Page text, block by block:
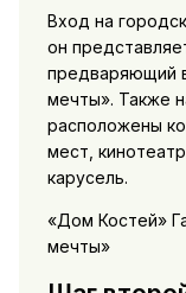
Вход на
он
предваряющий
мечты». Также
расположены
мест,
карусель.
«Дом Костей»
мечты»